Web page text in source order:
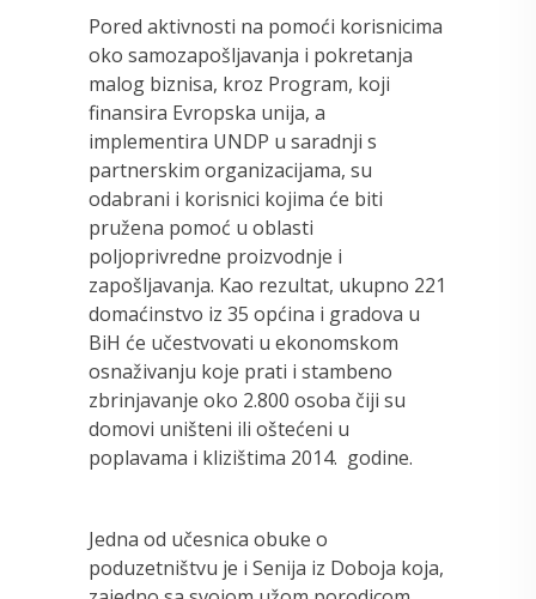
Pored aktivnosti na pomoći korisnicima
oko samozapošljavanja i pokretanja
malog biznisa, kroz Program, koji
finansira Evropska unija, a
implementira UNDP u saradnji s
partnerskim organizacijama, su
odabrani i korisnici kojima će biti
pružena pomoć u oblasti
poljoprivredne proizvodnje i
zapošljavanja. Kao rezultat, ukupno 221
domaćinstvo iz 35 općina i gradova u
BiH će učestvovati u ekonomskom
osnaživanju koje prati i stambeno
zbrinjavanje oko 2.800 osoba čiji su
domovi uništeni ili oštećeni u
poplavama i klizištima 2014. godine.
Jedna od učesnica obuke o
poduzetništvu je i Senija iz Doboja koja,